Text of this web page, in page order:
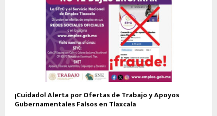
¡Cuidado! Alerta por Ofertas de Trabajo y Apoyos
Gubernamentales Falsos en Tlaxcala